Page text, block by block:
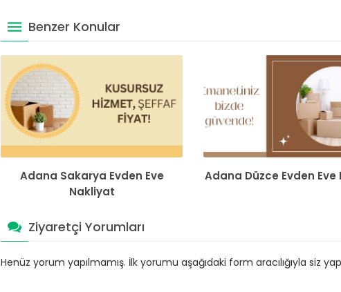
Benzer Konular
Adana Sakarya Evden Eve
Nakliyat
Adana Düzce Evden
Ziyaretçi Yorumları
Henüz yorum yapılmamış. İlk yorumu aşağıdaki form aracılığıyla siz